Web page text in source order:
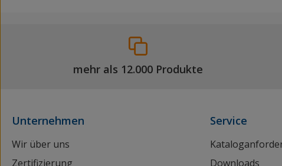
mehr als 12.000 Produkte
Unternehmen
Wir über uns
Zertifizierung
Service
Downloads